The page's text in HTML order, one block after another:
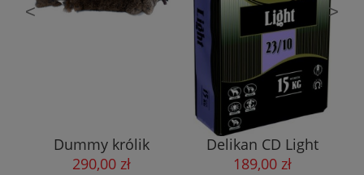
<
Dummy królik
"biegający"
290,00 zł
Delikan CD Light
15kg
189,00 zł
>